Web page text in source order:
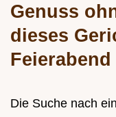
Genuss
dieses
Feierabend
Die Suche nach